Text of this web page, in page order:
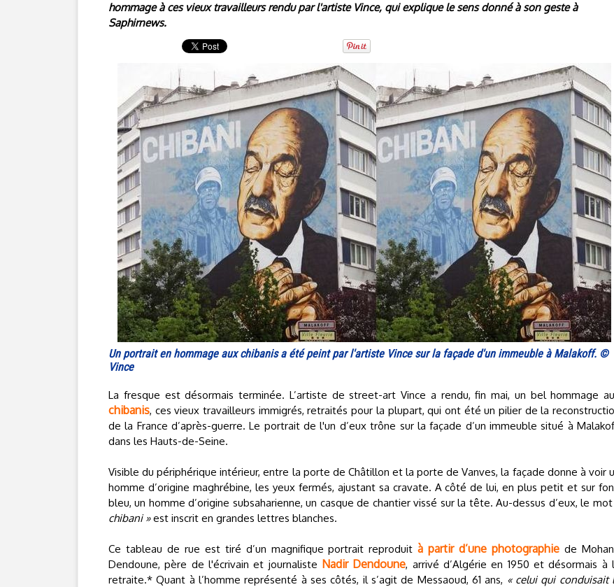
hommage à ces vieux travailleurs rendu par l'artiste Vince, qui explique le sens donné à son geste à
Saphirnews.
Un portrait en hommage aux chibanis a été peint par l'artiste Vince sur la façade d'un immeuble à Malakoff. ©
Vince
La fresque est désormais terminée. L’artiste de street-art Vince a rendu, fin mai, un bel hommage
chibanis, ces vieux travailleurs immigrés, retraités pour la plupart, qui ont été un pilier de la
de la France d’après-guerre. Le portrait de l'un d’eux trône sur la façade d’un immeuble situé à
dans les Hauts-de-Seine.
Visible du périphérique intérieur, entre la porte de Châtillon et la porte de Vanves, la façade donne à voir
homme d’origine maghrébine, les yeux fermés, ajustant sa cravate. A côté de lui, en plus petit et sur
bleu, un homme d’origine subsaharienne, un casque de chantier vissé sur la tête. Au-dessus d’eux, le mot
chibani »est inscrit en grandes lettres blanches.
Ce tableau de rue est tiré d’un magnifique portrait reproduità partir d’une photographie de
Dendoune, père de l'écrivain et journaliste Nadir Dendoune, arrivé d’Algérie en 1950 et désormais à
retraite.* Quant à l’homme représenté à ses côtés, il s’agit de Messaoud, 61 ans, « celui qui conduisait